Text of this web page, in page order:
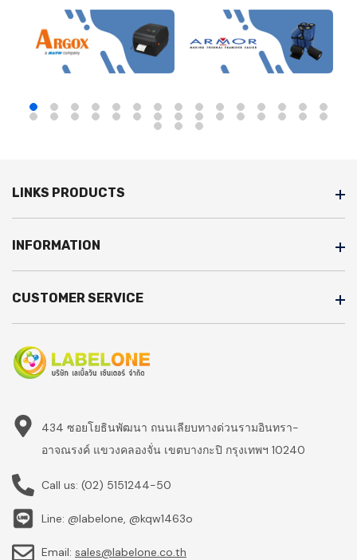
LINKS PRODUCTS
INFORMATION
CUSTOMER SERVICE
434 ซอยโยธินพัฒนา ถนนเลียบทางด่วนรามอินทรา-
อาจณรงค์ แขวงคลองจั่น เขตบางกะปิ กรุงเทพฯ 10240
Call us: (02) 5151244-50
Line: @labelone, @kqw1463o
Email: sales@labelone.co.th